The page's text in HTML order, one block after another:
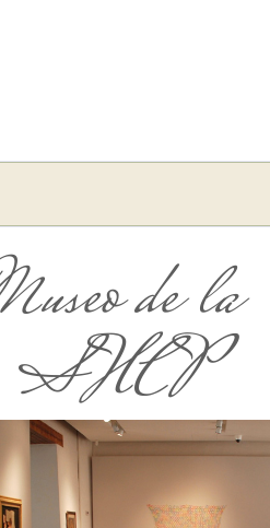
de la
SHCP